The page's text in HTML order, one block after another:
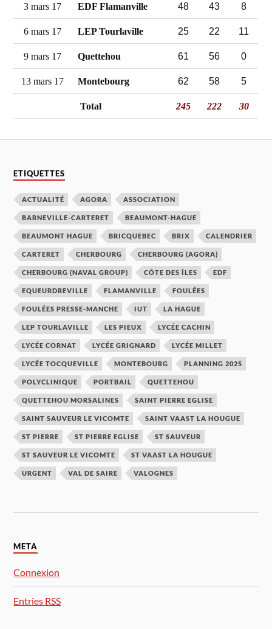
3 mars 17 EDF Flamanville 48 43 8
6 mars 17 LEP Tourlaville 25 22 11
9 mars 17 Quettehou 61 56 0
13 mars 17 Montebourg 62 58 5
Total 245 222 30
ETIQUETTES
ACTUALITÉ AGORA ASSOCIATION
BARNEVILLE-CARTERET BEAUMONT-HAGUE
BEAUMONT HAGUE BRICQUEBEC BRIX CALENDRIER
CARTERET CHERBOURG CHERBOURG (AGORA)
CHERBOURG (NAVAL GROUP) CÔTE DES ÎLES EDF
EQUEURDREVILLE FLAMANVILLE FOULÉES
FOULÉES PRESSE-MANCHE IUT LA HAGUE
LEP TOURLAVILLE LES PIEUX LYCÉE CACHIN
LYCÉE CORNAT LYCÉE GRIGNARD LYCÉE MILLET
LYCÉE TOCQUEVILLE MONTEBOURG PLANNING 2025
POLYCLINIQUE PORTBAIL QUETTEHOU
QUETTEHOU MORSALINES SAINT PIERRE EGLISE
SAINT SAUVEUR LE VICOMTE SAINT VAAST LA HOUGUE
ST PIERRE ST PIERRE EGLISE ST SAUVEUR
ST SAUVEUR LE VICOMTE ST VAAST LA HOUGUE
URGENT VAL DE SAIRE VALOGNES
META
Connexion
Entries RSS